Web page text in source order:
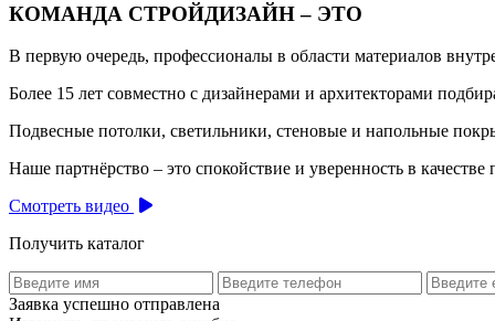
КОМАНДА СТРОЙДИЗАЙН – ЭТО
В первую очередь, профессионалы в области материалов
Более 15 лет совместно с дизайнерами и архитекторами
Подвесные потолки, светильники, стеновые и напольные
Наше партнёрство – это спокойствие и уверенность в качестве
Смотреть видео
Получить каталог
Заявка успешно отправлена